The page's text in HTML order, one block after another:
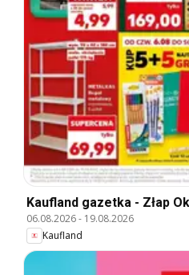
Kaufland gazetka - Złap
06.08.2026- 19.08.2026
Kaufland